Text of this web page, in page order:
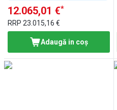
12.065,01 €*
RRP 23.015,16 €
Adaugă in coş